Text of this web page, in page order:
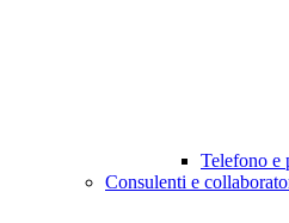
Telefono e
Consulenti e